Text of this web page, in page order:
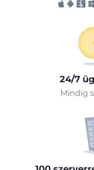
24/7
Mindig